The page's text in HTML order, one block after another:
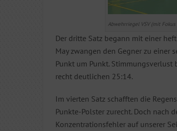
Abwehrriegel VSV (mit
Der dritte Satz begann mit einer
May zwangen den Gegner zu einer
Punkt um Punkt.
recht deutlichen 25:14.
Im vierten Satz schafften die
Punkte-Polster zurecht. Doch nach
Konzentrationsfehler auf unserer